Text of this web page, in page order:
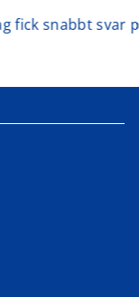
snabbt svar